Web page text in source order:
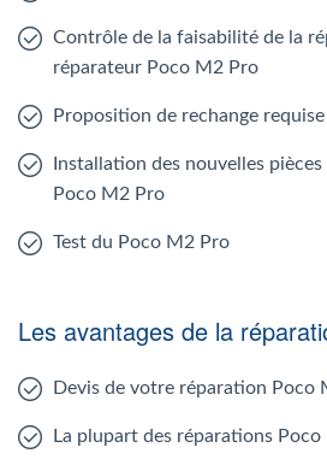
Contrôle de la faisabilité de la
réparateur Poco M2 Pro
Proposition de rechange requise
Installation des nouvelles
Poco M2 Pro
Test du Poco M2 Pro
Les avantages de la
Devis de votre réparation Poco
La plupart des réparations